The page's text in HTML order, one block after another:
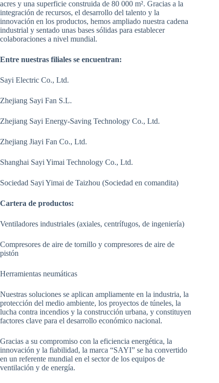
acres y una superficie construida de 80 000 m². Gracias a la
integración de recursos, el desarrollo del talento y la
innovación en los productos, hemos ampliado nuestra cadena
industrial y sentado unas bases sólidas para establecer
colaboraciones a nivel mundial.
Entre nuestras filiales se encuentran:
Sayi Electric Co., Ltd.
Zhejiang Sayi Fan S.L.
Zhejiang Sayi Energy-Saving Technology Co., Ltd.
Zhejiang Jiayi Fan Co., Ltd.
Shanghai Sayi Yimai Technology Co., Ltd.
Sociedad Sayi Yimai de Taizhou (Sociedad en comandita)
Cartera de productos:
Ventiladores industriales (axiales, centrífugos, de ingeniería)
Compresores de aire de tornillo y compresores de aire de
pistón
Herramientas neumáticas
Nuestras soluciones se aplican ampliamente en la industria, la
protección del medio ambiente, los proyectos de túneles, la
lucha contra incendios y la construcción urbana, y constituyen
factores clave para el desarrollo económico nacional.
Gracias a su compromiso con la eficiencia energética, la
innovación y la fiabilidad, la marca “SAYI” se ha convertido
en un referente mundial en el sector de los equipos de
ventilación y de energía.